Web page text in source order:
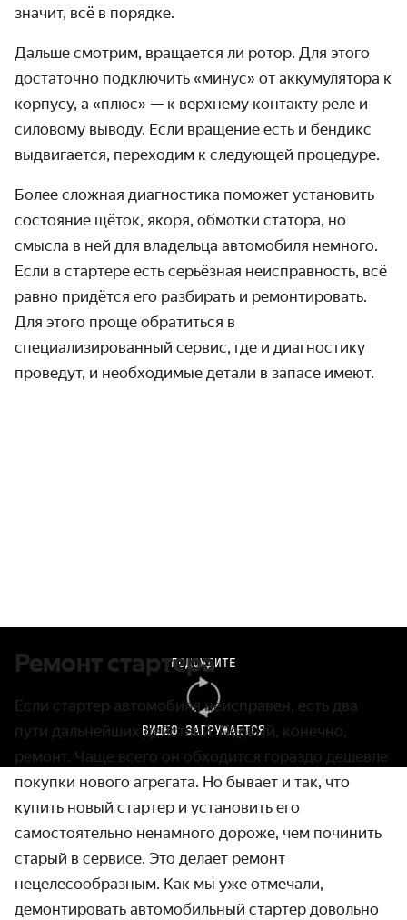
значит, всё в порядке.
Дальше смотрим, вращается ли ротор. Для этого
достаточно подключить «минус» от аккумулятора к
корпусу, а «плюс» — к верхнему контакту реле и
силовому выводу. Если вращение есть и бендикс
выдвигается, переходим к следующей процедуре.
Более сложная диагностика поможет установить
состояние щёток, якоря, обмотки статора, но
смысла в ней для владельца автомобиля немного.
Если в стартере есть серьёзная неисправность, всё
равно придётся его разбирать и ремонтировать.
Для этого проще обратиться в
специализированный сервис, где и диагностику
проведут, и необходимые детали в запасе имеют.
ПОДОЖДИТЕ
ВИДЕО ЗАГРУЖАЕТСЯ
Ремонт стартера
Если стартер автомобилянеисправен, есть два
пути дальнейших действий. Первый, конечно,
ремонт. Чаще всего он обходится гораздо дешевле
покупки нового агрегата. Но бывает и так, что
купить новый стартер и установить его
самостоятельно ненамного дороже, чем починить
старый в сервисе. Это делает ремонт
нецелесообразным. Как мы уже отмечали,
демонтировать автомобильный стартер довольно